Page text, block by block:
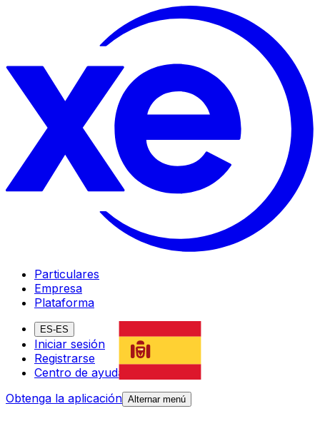
Particulares
Empresa
Plataforma
ES-ES
Iniciar sesión
Registrarse
Centro de ayuda
Obtenga la aplicación Alternar menú